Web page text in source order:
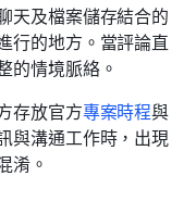
天及檔案儲存結合的
行的地方。當評論直
的情境脈絡。
存放官方專案時程與
與溝通工作時，出現
淆。